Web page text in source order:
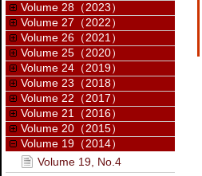
Volume 28（2023）
Volume 27（2022）
Volume 26（2021）
Volume 25（2020）
Volume 24（2019）
Volume 23（2018）
Volume 22（2017）
Volume 21（2016）
Volume 20（2015）
Volume 19（2014）
Volume 19, No.4